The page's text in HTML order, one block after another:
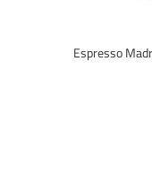
Espresso